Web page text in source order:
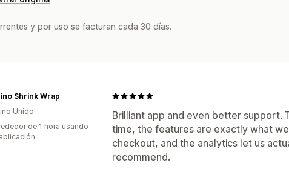
y por uso se facturan cada 30 días.
Brilliant app and even better support.
time, the features are exactly what
checkout, and the analytics let us
recommend.
Shrink Wrap
Unido
de 1 hora usando